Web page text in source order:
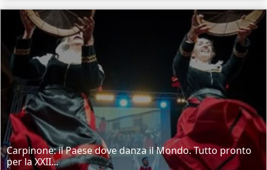
Carpinone: il Paese dove danza il Mondo. Tutto pronto
per la XXII...